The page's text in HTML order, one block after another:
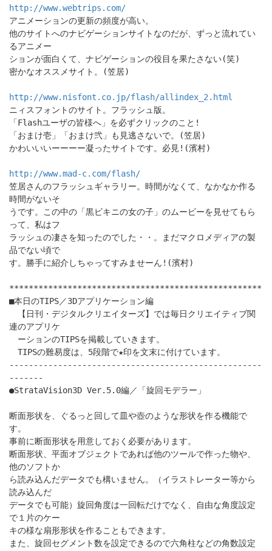
http://www.webtrips.com/
アニメーションの更新の頻度が高い。
他のサイトへのナビゲーションサイトなのだが、ずっと流れてい
るアニメー
ションが面白くて、ナビゲーションの役目を果たさない(笑)
密かなオススメサイト。(笠居)
http://www.nisfont.co.jp/flash/allindex_2.html
ニィスフォントのサイト。フラッシュ版。
「Flashユーザの皆様へ」を必ずクリックのこと!
「おまけ壱」「おまけ弐」も見逃さないで。(笠居)
かわいいいーーーー凝ったサイトです。必見!(濱村)
http://www.mad-c.com/flash/
笠居さんのフラッシュギャラリー。時間がなくて、なかなか作る
時間がないそ
うです。この中の「黒ビキニの女の子」のムービーを見せてもら
って、私はフ
ラッシュの凄さを知ったのでした・・。まだマクロメディアの製
品でない頃で
す。勝手に紹介しちゃってすみませーん!(濱村)
****************************************************
■本日のTIPS／3Dアプリケーション編
【日刊・デジタルクリエイターズ】では毎日クリエイティブ関
連のアプリケ
ーションのTIPSを掲載していきます。
TIPSの難易度は、5段階で★印を文末に付けています。
----------------------------------------------------
-------
●StrataVision3D Ver.5.0編／「旋回モデラー」
断面形状を、ぐるっと回して皿や壺のような形状を作る機能で
す。
事前に断面形状を用意しておく必要があります。
断面形状、平面オブジェクトであれば他のツールで作った物や、
他のソフトか
ら読み込んだデータでも構いません。（イラストレーター等から
読み込んだ
データでも可能）旋回角度は一回転だけでなく、自由な角度設定
で１片のケー
キの様な扇形形状を作ることもできます。
また、旋回セグメント数を設定できるので六角柱などの角数設定